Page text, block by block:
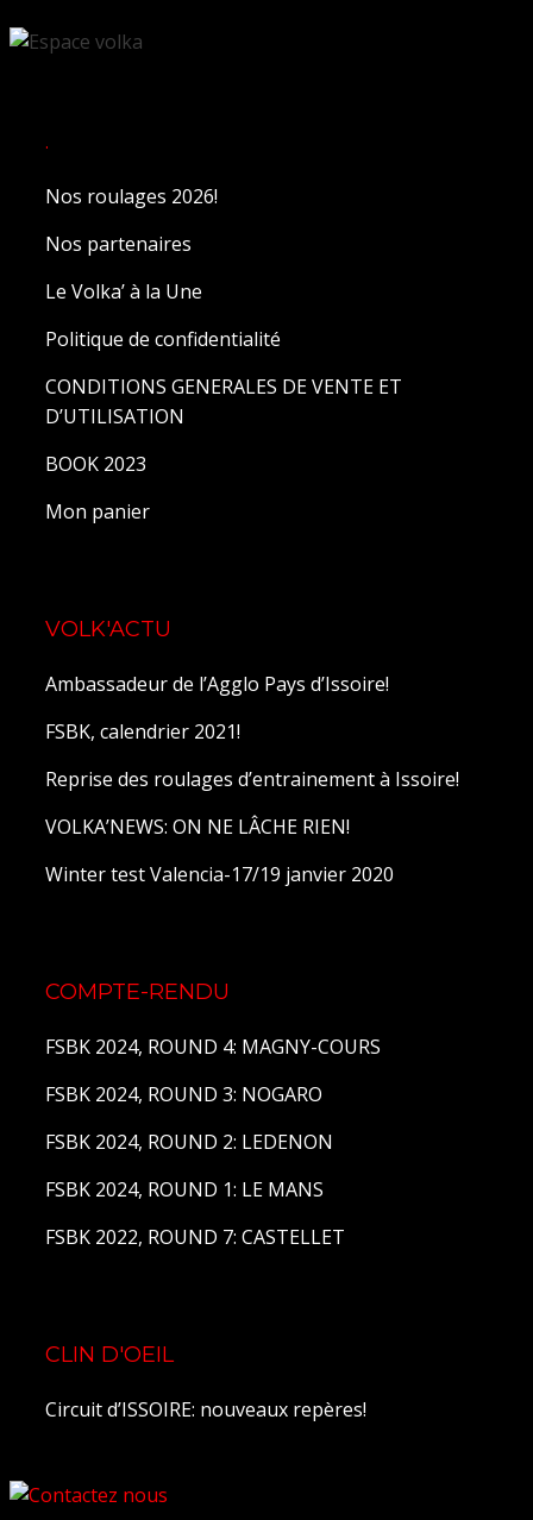
.
Nos roulages 2026!
Nos partenaires
Le Volka’ à la Une
Politique de confidentialité
CONDITIONS GENERALES DE VENTE ET
D’UTILISATION
BOOK 2023
Mon panier
VOLK'ACTU
Ambassadeur de l’Agglo Pays d’Issoire!
FSBK, calendrier 2021!
Reprise des roulages d’entrainement à Issoire!
VOLKA’NEWS: ON NE LÂCHE RIEN!
Winter test Valencia-17/19 janvier 2020
COMPTE-RENDU
FSBK 2024, ROUND 4: MAGNY-COURS
FSBK 2024, ROUND 3: NOGARO
FSBK 2024, ROUND 2: LEDENON
FSBK 2024, ROUND 1: LE MANS
FSBK 2022, ROUND 7: CASTELLET
CLIN D'OEIL
Circuit d’ISSOIRE: nouveaux repères!